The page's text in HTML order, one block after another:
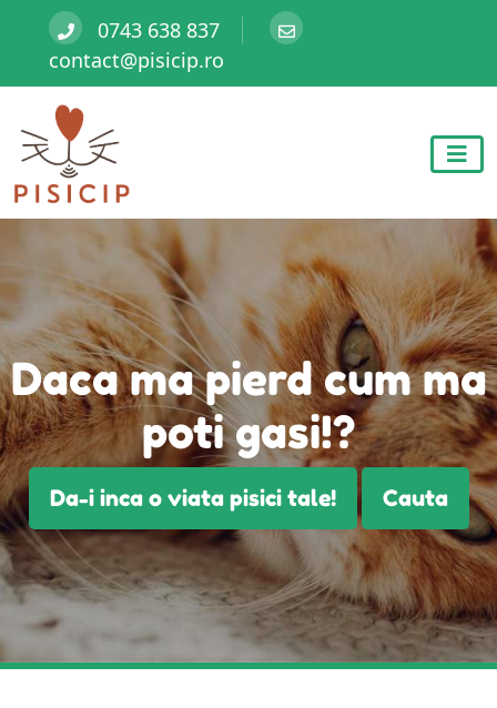
0743 638 837
contact@pisicip.ro
Daca ma pierd cum ma
poti gasi!?
Da-i inca o viata pisici tale! Cauta